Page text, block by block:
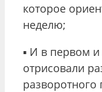
которое
неделю;
▪️ И в первом
отрисовали
разворотного